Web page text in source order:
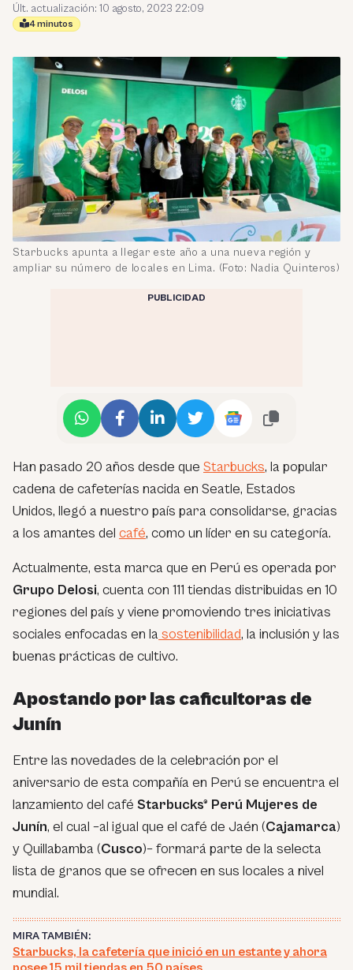
Últ. actualización: 10 agosto, 2023 22:09
4 minutos
Starbucks apunta a llegar este año a una nueva región y
ampliar su número de locales en Lima. (Foto: Nadia Quinteros)
PUBLICIDAD
Han pasado 20 años desde que Starbucks, la popular
cadena de cafeterías nacida en Seatle, Estados
Unidos, llegó a nuestro país para consolidarse, gracias
a los amantes del café, como un líder en su categoría.
Actualmente, esta marca que en Perú es operada por
Grupo Delosi, cuenta con 111 tiendas distribuidas en 10
regiones del país y viene promoviendo tres iniciativas
sociales enfocadas en la sostenibilidad, la inclusión y las
buenas prácticas de cultivo.
Apostando por las caficultoras de
Junín
Entre las novedades de la celebración por el
aniversario de esta compañía en Perú se encuentra el
lanzamiento del café Starbucks® Perú Mujeres de
Junín, el cual –al igual que el café de Jaén (Cajamarca)
y Quillabamba (Cusco)– formará parte de la selecta
lista de granos que se ofrecen en sus locales a nivel
mundial.
MIRA TAMBIÉN:
Starbucks, la cafetería que inició en un estante y ahora